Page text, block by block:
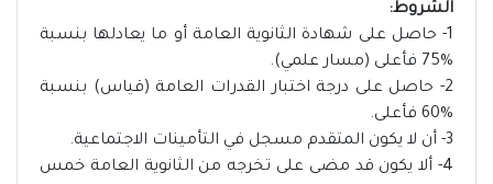
الشروط:
1- حاصل على شهادة الثانوية العامة أو ما يعادلها بنسبة
%75 فأعلى (مسار علمي).
2- حاصل على درجة اختبار القدرات العامة (قياس) بنسبة
%60 فأعلى.
3- أن لا يكون المتقدم مسجل في التأمينات الاجتماعية.
4- ألا يكون قد مضى على تخرجه من الثانوية العامة خمس